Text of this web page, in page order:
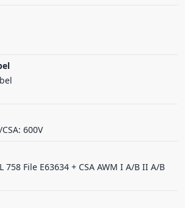
600V
758 File E63634 + CSA AWM I A/B II A/B